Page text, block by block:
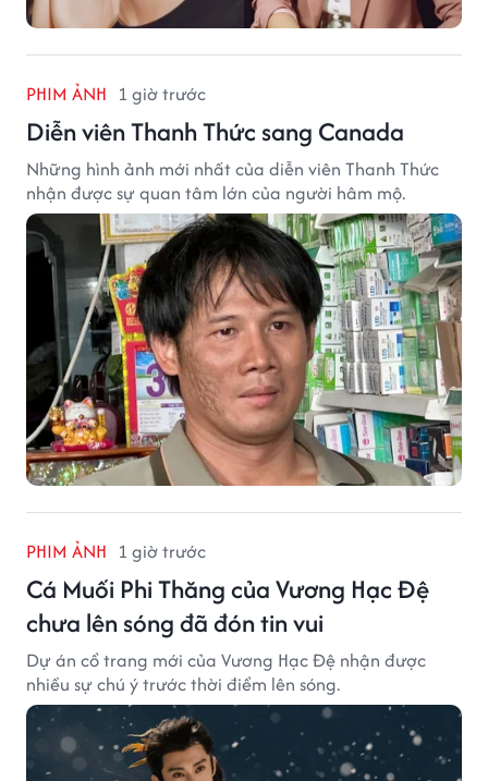
PHIM ẢNH 1 giờ trước
Diễn viên Thanh Thức sang Canada
Những hình ảnh mới nhất của diễn viên Thanh Thức
nhận được sự quan tâm lớn của người hâm mộ.
PHIM ẢNH 1 giờ trước
Cá Muối Phi Thăng của Vương Hạc Đệ
chưa lên sóng đã đón tin vui
Dự án cổ trang mới của Vương Hạc Đệ nhận được
nhiều sự chú ý trước thời điểm lên sóng.